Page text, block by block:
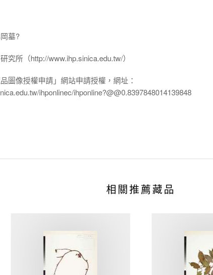
墓?
究所（http://www.ihp.sinica.edu.tw/）
圖像授權申請」網站申請授權，網址：
ihponlinec/ihponline?@@0.8397848014139848
相關推薦藏品